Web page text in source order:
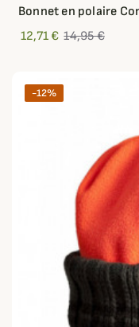
Bonnet en polaire
12,71 € 14,95 €
-12%